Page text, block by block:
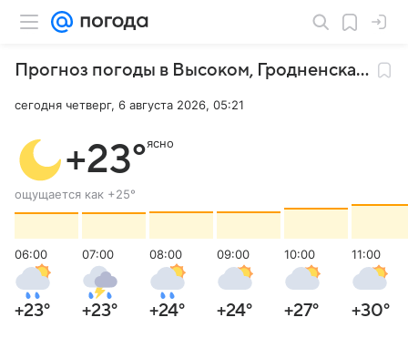
Прогноз погоды в Высоком, Гродненская область
сегодня четверг, 6 августа 2026, 05:21
+23°
ощущается как +25°
ясно
06:00
+23°
07:00
+23°
08:00
+24°
09:00
+24°
10:00
+27°
11:00
+30°